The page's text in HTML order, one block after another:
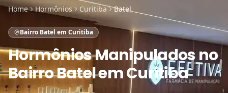
Home Hormônios Curitiba Batel
Bairro Batel em Curitiba
Hormônios Manipuladosno
Bairro Batel em Curitiba